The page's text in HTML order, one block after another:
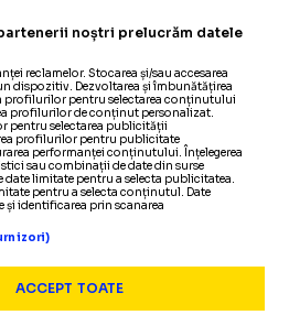
TRANSFER Fetai nu e în lotul
noștri prelucrăm datele
reclamelor. Stocarea și/sau accesarea
dispozitiv. Dezvoltarea și îmbunătățirea
profilurilor pentru selectarea conținutului
profilurilor de conținut personalizat.
pentru selectarea publicității
profilurilor pentru publicitate
performanței conținutului. Înțelegerea
sau combinații de date din surse
date limitate pentru a selecta publicitatea.
pentru a selecta conținutul. Date
și identificarea prin scanarea
ACCEPT TOATE